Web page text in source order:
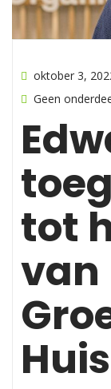
oktober 3,
Geen
tot
van
Huis